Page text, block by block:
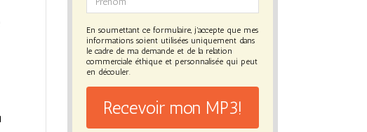
En soumettant ce formulaire, j'accepte que mes
informations soient utilisées uniquement dans
le cadre de ma demande et de la relation
commerciale éthique et personnalisée qui peut
en découler.
Recevoir mon MP3!